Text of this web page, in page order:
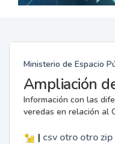
Ministerio de Espacio
Ampliación
Información con las
veredas en relación al
| csv otro otro zip